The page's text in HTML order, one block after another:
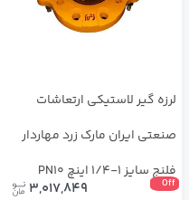
لرزه گیر لاستیکی ارتعاشات
صنعتی ایران مارک زرد مهاردار
فلنج سایز 1-1/4 اینچ PN10
Off
3,017,849